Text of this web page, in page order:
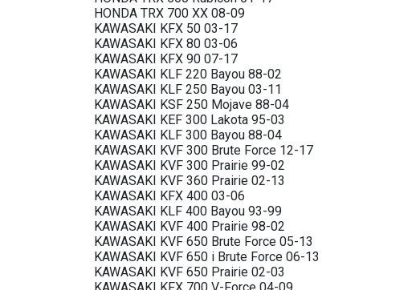
HONDA TRX 700 XX 08-09
KAWASAKI KFX 50 03-17
KAWASAKI KFX 80 03-06
KAWASAKI KFX 90 07-17
KAWASAKI KLF 220 Bayou 88-02
KAWASAKI KLF 250 Bayou 03-11
KAWASAKI KSF 250 Mojave 88-04
KAWASAKI KEF 300 Lakota 95-03
KAWASAKI KLF 300 Bayou 88-04
KAWASAKI KVF 300 Brute Force 12-17
KAWASAKI KVF 300 Prairie 99-02
KAWASAKI KVF 360 Prairie 02-13
KAWASAKI KFX 400 03-06
KAWASAKI KLF 400 Bayou 93-99
KAWASAKI KVF 400 Prairie 98-02
KAWASAKI KVF 650 Brute Force 05-13
KAWASAKI KVF 650 i Brute Force 06-13
KAWASAKI KVF 650 Prairie 02-03